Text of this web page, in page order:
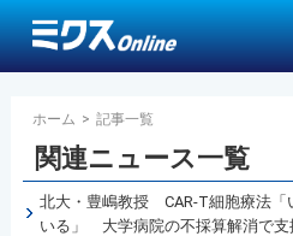
ホーム > 記事一覧
関連ニュース一覧
北大・豊嶋教授 CAR-T細胞療法「
いる」 大学病院の不採算解消で支